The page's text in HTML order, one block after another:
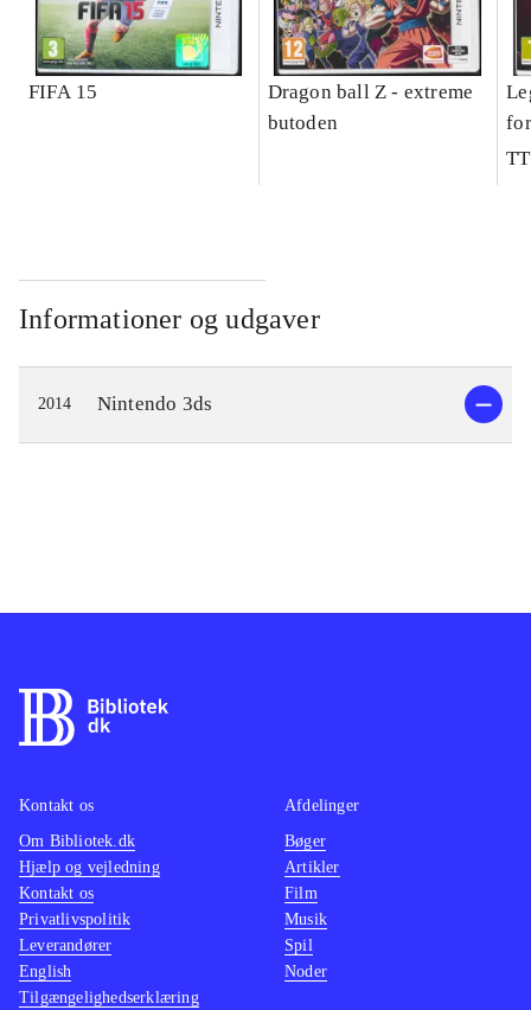
FIFA 15
Dragon ball Z - extreme
butoden
Informationer og udgaver
2014 Nintendo 3ds
Kontakt os
Om Bibliotek.dk
Hjælp og vejledning
Kontakt os
Privatlivspolitik
Leverandører
English
Tilgængelighedserklæring
Afdelinger
Bøger
Artikler
Film
Musik
Spil
Noder